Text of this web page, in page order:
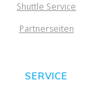
Shuttle Service
Partnerseiten
SERVICE